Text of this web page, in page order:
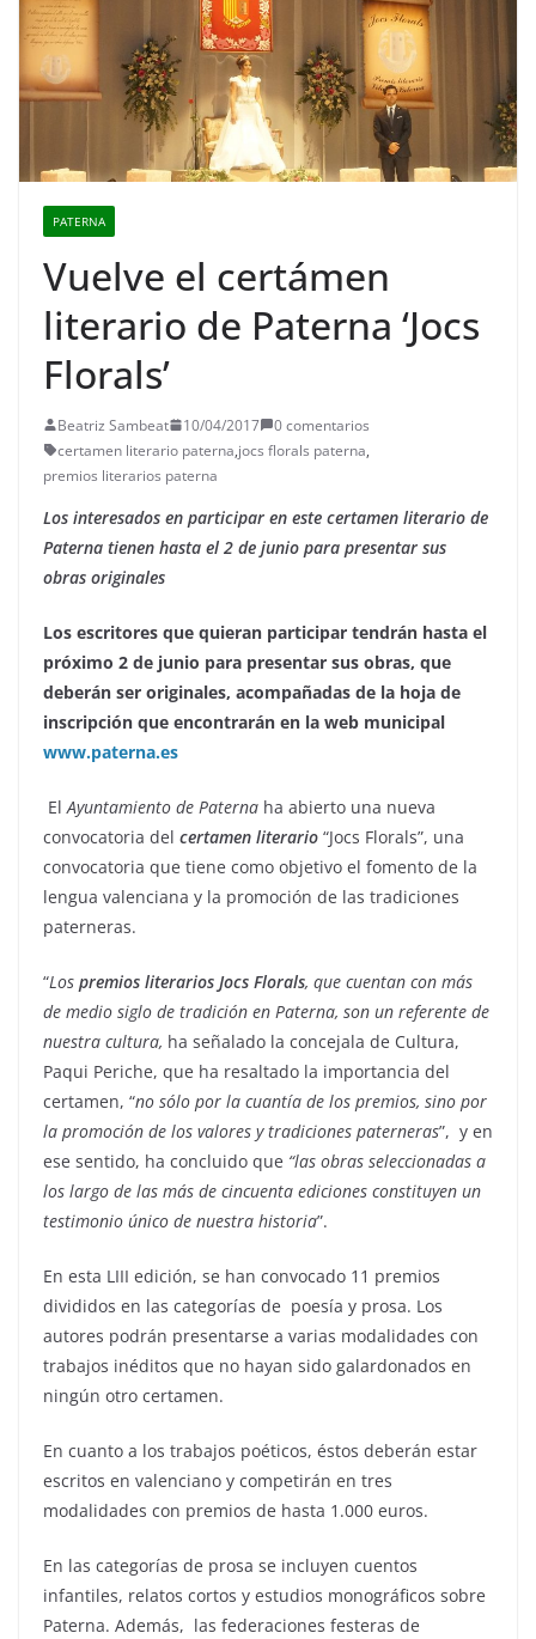
PATERNA
Vuelve el certámen
literario de Paterna ‘Jocs
Florals’
Beatriz Sambeat 10/04/2017
0 comentarios
certamen literario paterna,jocs florals paterna,
premios literarios paterna
Los interesados en participar en este certamen literario de
Paterna tienen hasta el 2 de junio para presentar sus
obras originales
Los escritores que quieran participar tendrán hasta el
próximo 2 de junio para presentar sus obras, que
deberán ser originales, acompañadas de la hoja de
inscripción que encontrarán en la web municipal
www.paterna.es
ElAyuntamiento de Paterna ha abierto una nueva
convocatoria del certamen literario “Jocs Florals”, una
convocatoria que tiene como objetivo el fomento de la
lengua valenciana y la promoción de las tradiciones
paterneras.
“Los premios literarios Jocs Florals, que cuentan con más
de medio siglo de tradición en Paterna, son un referente de
nuestra cultura, ha señalado la concejala de Cultura,
Paqui Periche, que ha resaltado la importancia del
certamen, “no sólo por la cuantía de los premios, sino por
la promoción de los valores y tradiciones paterneras”, y en
ese sentido, ha concluido que “las obras seleccionadas a
los largo de las más de cincuenta ediciones constituyen un
testimonio único de nuestra historia”.
En esta LIII edición, se han convocado 11 premios
divididos en las categorías de poesía y prosa. Los
autores podrán presentarse a varias modalidades con
trabajos inéditos que no hayan sido galardonados en
ningún otro certamen.
En cuanto a los trabajos poéticos, éstos deberán estar
escritos en valenciano y competirán en tres
modalidades con premios de hasta 1.000 euros.
En las categorías de prosa se incluyen cuentos
infantiles, relatos cortos y estudios monográficos sobre
Paterna. Además, las federaciones festeras de